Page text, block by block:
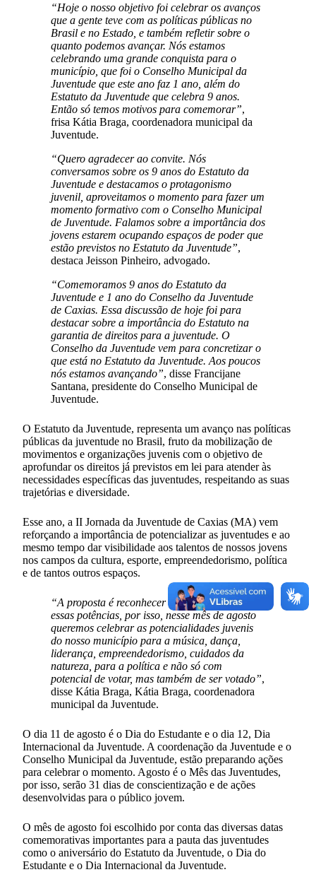
“Hoje o nosso objetivo foi celebrar os avanços
que a gente teve com as políticas públicas no
Brasil e no Estado, e também refletir sobre o
quanto podemos avançar. Nós estamos
celebrando uma grande conquista para o
município, que foi o Conselho Municipal da
Juventude que este ano faz 1 ano, além do
Estatuto da Juventude que celebra 9 anos.
Então só temos motivos para comemorar”,
frisa Kátia Braga, coordenadora municipal da
Juventude.
“Quero agradecer ao convite. Nós
conversamos sobre os 9 anos do Estatuto da
Juventude e destacamos o protagonismo
juvenil, aproveitamos o momento para fazer um
momento formativo com o Conselho Municipal
de Juventude. Falamos sobre a importância dos
jovens estarem ocupando espaços de poder que
estão previstos no Estatuto da Juventude”,
destaca Jeisson Pinheiro, advogado.
“Comemoramos 9 anos do Estatuto da
Juventude e 1 ano do Conselho da Juventude
de Caxias. Essa discussão de hoje foi para
destacar sobre a importância do Estatuto na
garantia de direitos para a juventude. O
Conselho da Juventude vem para concretizar o
que está no Estatuto da Juventude. Aos poucos
nós estamos avançando”, disse Francijane
Santana, presidente do Conselho Municipal de
Juventude.
O Estatuto da Juventude, representa um avanço nas políticas
públicas da juventude no Brasil, fruto da mobilização de
movimentos e organizações juvenis com o objetivo de
aprofundar os direitos já previstos em lei para atender às
necessidades específicas das juventudes, respeitando as suas
trajetórias e diversidade.
Esse ano, a II Jornada da Juventude de Caxias (MA) vem
reforçando a importância de potencializar as juventudes e ao
mesmo tempo dar visibilidade aos talentos de nossos jovens
nos campos da cultura, esporte, empreendedorismo, política
e de tantos outros espaços.
“A proposta é reconhecer e dar visibilidade a
essas potências, por isso, nesse mês de agosto
queremos celebrar as potencialidades juvenis
do nosso município para a música, dança,
liderança, empreendedorismo, cuidados da
natureza, para a política e não só com
potencial de votar, mas também de ser votado”,
disse Kátia Braga, Kátia Braga, coordenadora
municipal da Juventude.
O dia 11 de agosto é o Dia do Estudante e o dia 12, Dia
Internacional da Juventude. A coordenação da Juventude e o
Conselho Municipal da Juventude, estão preparando ações
para celebrar o momento. Agosto é o Mês das Juventudes,
por isso, serão 31 dias de conscientização e de ações
desenvolvidas para o público jovem.
O mês de agosto foi escolhido por conta das diversas datas
comemorativas importantes para a pauta das juventudes
como o aniversário do Estatuto da Juventude, o Dia do
Estudante e o Dia Internacional da Juventude.